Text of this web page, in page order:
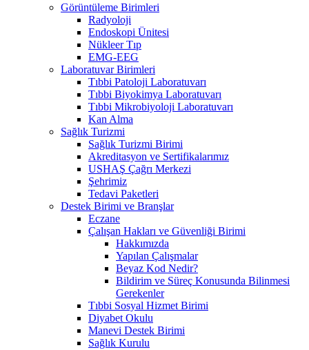
Görüntüleme Birimleri
Radyoloji
Endoskopi Ünitesi
Nükleer Tıp
EMG-EEG
Laboratuvar Birimleri
Tıbbi Patoloji Laboratuvarı
Tıbbi Biyokimya Laboratuvarı
Tıbbi Mikrobiyoloji Laboratuvarı
Kan Alma
Sağlık Turizmi
Sağlık Turizmi Birimi
Akreditasyon ve Sertifikalarımız
USHAŞ Çağrı Merkezi
Şehrimiz
Tedavi Paketleri
Destek Birimi ve Branşlar
Eczane
Çalışan Hakları ve Güvenliği Birimi
Hakkımızda
Yapılan Çalışmalar
Beyaz Kod Nedir?
Bildirim ve Süreç Konusunda Bilinmesi
Gerekenler
Tıbbi Sosyal Hizmet Birimi
Diyabet Okulu
Manevi Destek Birimi
Sağlık Kurulu